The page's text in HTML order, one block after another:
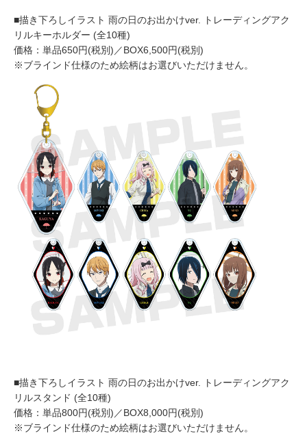
■描き下ろしイラスト 雨の日のお出かけver. トレーディングアク
リルキーホルダー (全10種)
価格：単品650円(税別)／BOX6,500円(税別)
※ブラインド仕様のため絵柄はお選びいただけません。
■描き下ろしイラスト 雨の日のお出かけver. トレーディングアク
リルスタンド (全10種)
価格：単品800円(税別)／BOX8,000円(税別)
※ブラインド仕様のため絵柄はお選びいただけません。